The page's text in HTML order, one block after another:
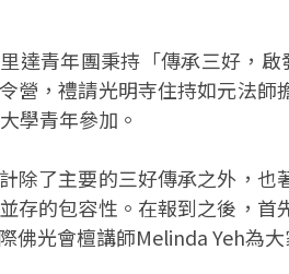
達青年團秉持「傳承三好，
營，禮請光明寺住持如元法
學青年參加。
除了主要的三好傳承之外，
存的包容性。在報到之後，
佛光會檀講師Melinda Yeh為